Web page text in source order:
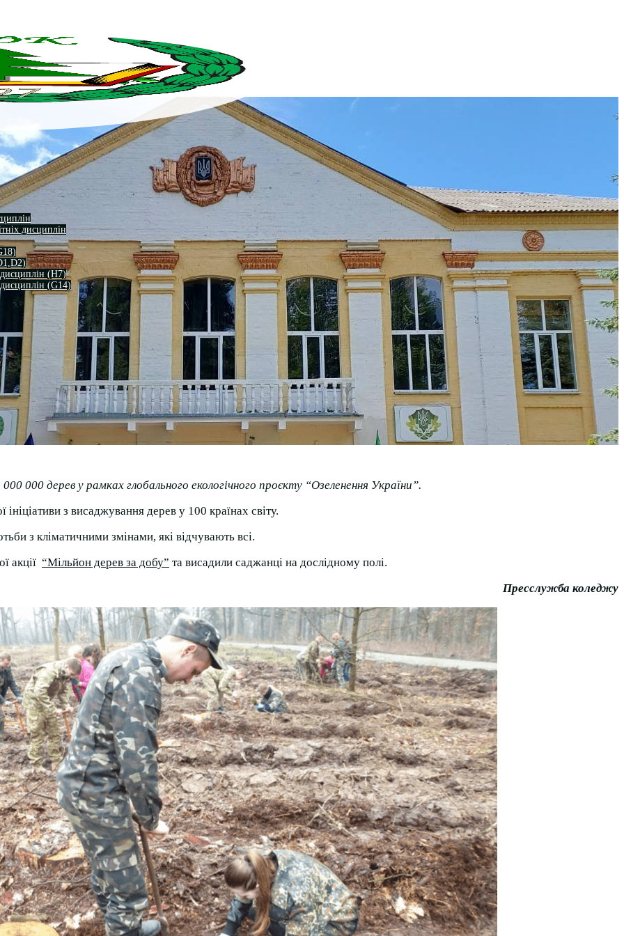
дисциплін
(H7)
(G14)
000 дерев у рамках глобального екологічного проєкту “Озеленення України”.
з висаджування дерев у 100 країнах світу.
з кліматичними змінами, які відчувають всі.
акції “Мільйон дерев за добу” та висадили саджанці на дослідному полі.
Пресслужба коледжу